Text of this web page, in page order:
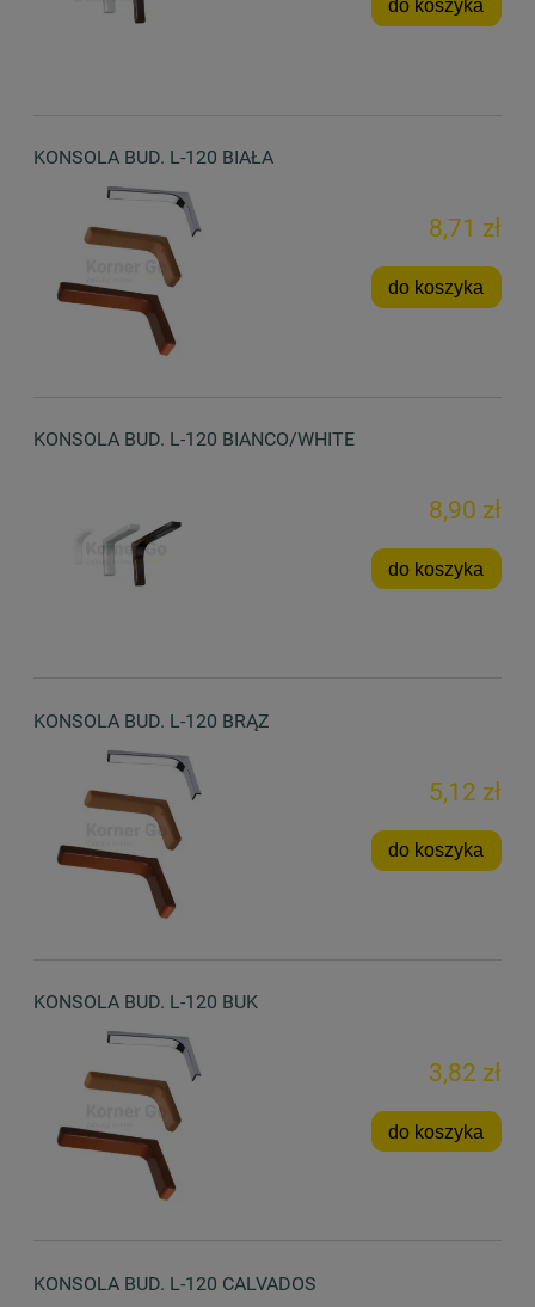
do koszyka
KONSOLA BUD. L-120 BIAŁA
8,71 zł
do koszyka
KONSOLA BUD. L-120 BIANCO/WHITE
8,90 zł
do koszyka
KONSOLA BUD. L-120 BRĄZ
5,12 zł
do koszyka
KONSOLA BUD. L-120 BUK
3,82 zł
do koszyka
KONSOLA BUD. L-120 CALVADOS